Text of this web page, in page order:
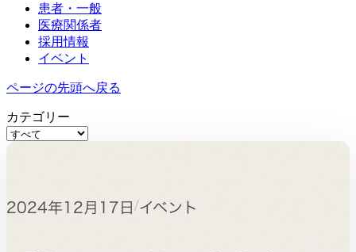
患者・一般
医療関係者
採用情報
イベント
ページの先頭へ戻る
カテゴリー
2024年12月17日 /イベント